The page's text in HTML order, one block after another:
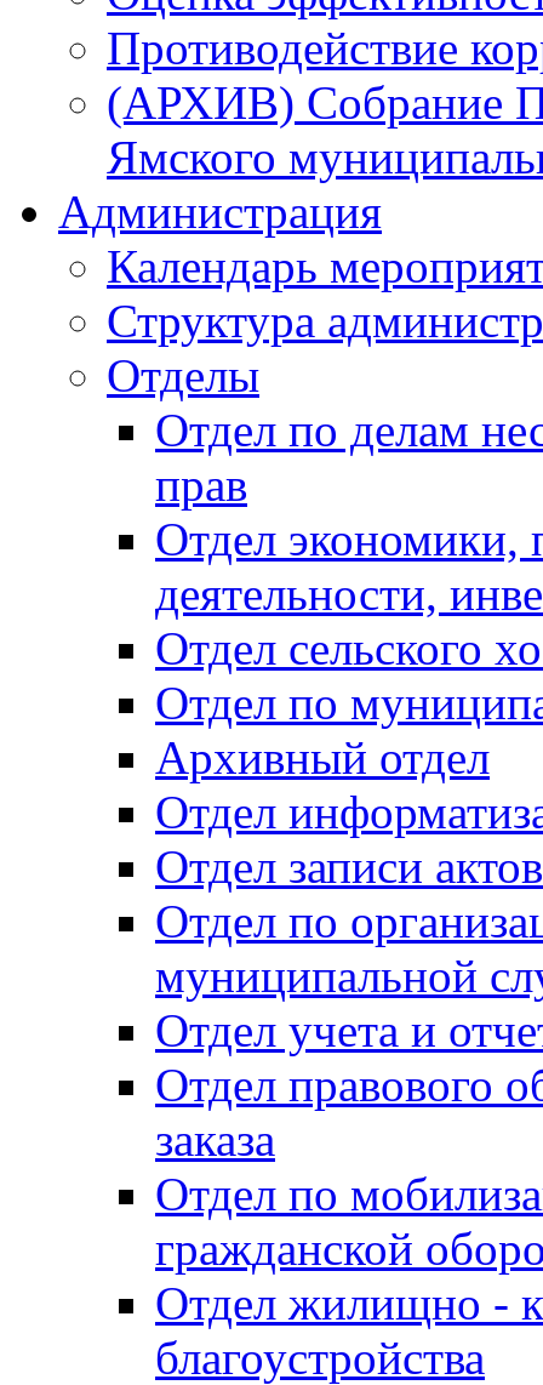
Противодействие
(АРХИВ) Собрание
Ямского
Администрация
Календарь
Структура
Отделы
Отдел по делам
прав
Отдел экономики,
деятельности,
Отдел сельского
Отдел по
Архивный отдел
Отдел
Отдел записи
Отдел по
муниципальной
Отдел учета и
Отдел правового
заказа
Отдел по
гражданской
Отдел жилищно -
благоустройства